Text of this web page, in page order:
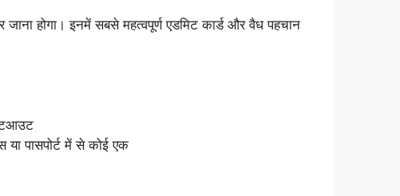
जाना होगा। इनमें सबसे महत्वपूर्ण एडमिट कार्ड और वैध पहचान
या पासपोर्ट में से कोई एक